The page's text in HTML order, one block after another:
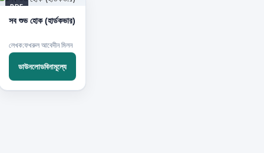
PDF
সব শুভ হোক (হার্ডকভার)
লেখক:ফখরুল আবেদীন মিলন
ডাউনলোডবিনামূল্যে